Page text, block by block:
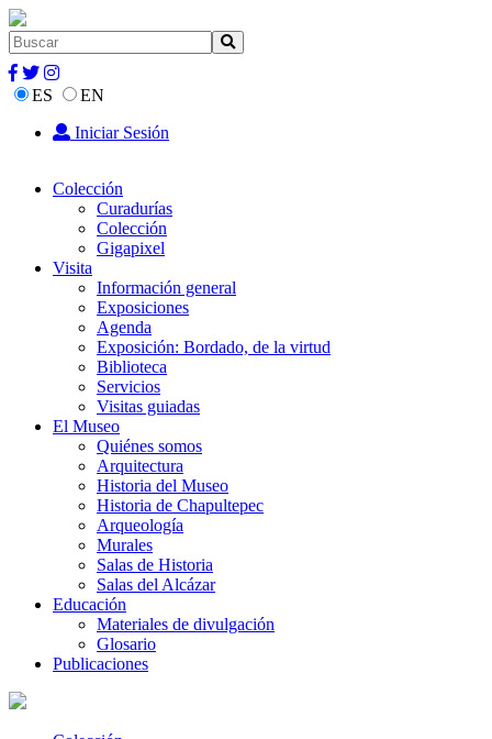
ES
EN
Iniciar Sesión
Colección
Curadurías
Colección
Gigapixel
Visita
Información general
Exposiciones
Agenda
Exposición: Bordado, de la virtud
Biblioteca
Servicios
Visitas guiadas
El Museo
Quiénes somos
Arquitectura
Historia del Museo
Historia de Chapultepec
Arqueología
Murales
Salas de Historia
Salas del Alcázar
Educación
Materiales de divulgación
Glosario
Publicaciones